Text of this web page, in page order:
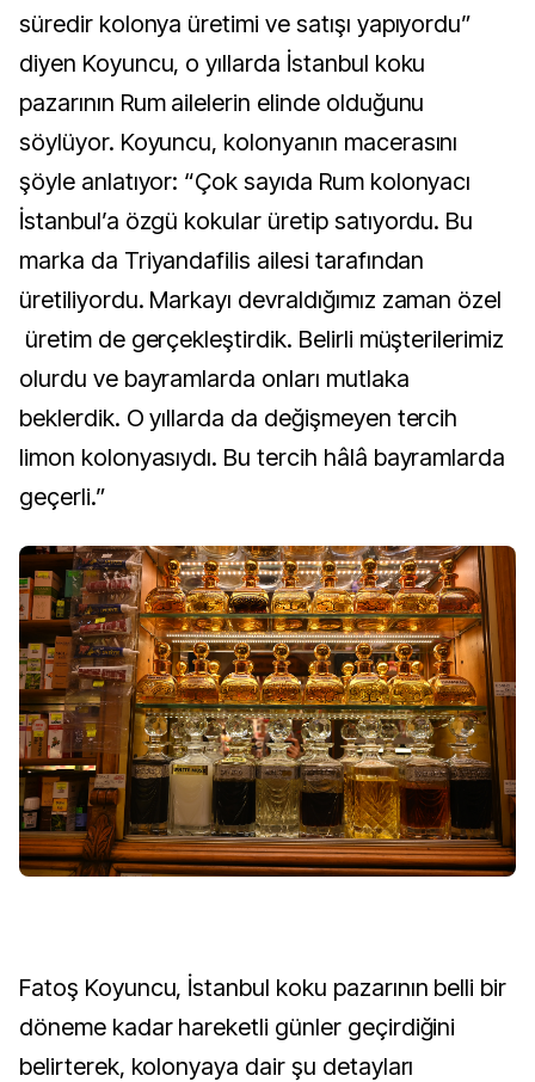
süredir kolonya üretimi ve satışı yapıyordu”
diyen Koyuncu, o yıllarda İstanbul koku
pazarının Rum ailelerin elinde olduğunu
söylüyor. Koyuncu, kolonyanın macerasını
şöyle anlatıyor: “Çok sayıda Rum kolonyacı
İstanbul’a özgü kokular üretip satıyordu. Bu
marka da Triyandafilis ailesi tarafından
üretiliyordu. Markayı devraldığımız zaman özel
üretim de gerçekleştirdik. Belirli müşterilerimiz
olurdu ve bayramlarda onları mutlaka
beklerdik. O yıllarda da değişmeyen tercih
limon kolonyasıydı. Bu tercih hâlâ bayramlarda
geçerli.”
Fatoş Koyuncu, İstanbul koku pazarının belli bir
döneme kadar hareketli günler geçirdiğini
belirterek, kolonyaya dair şu detayları